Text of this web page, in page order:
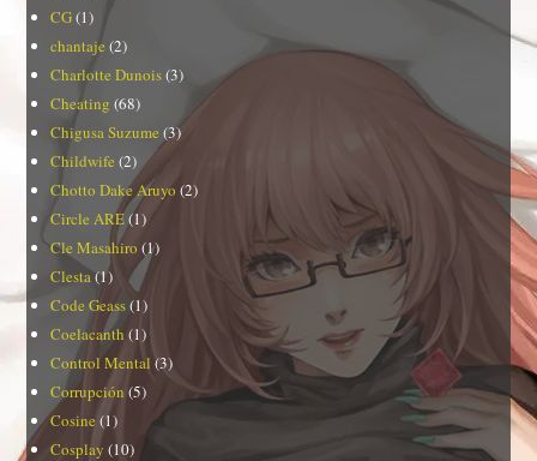
CG(1)
chantaje (2)
Charlotte Dunois(3)
Cheating (68)
Chigusa Suzume (3)
Childwife (2)
Chotto Dake Aruyo (2)
Circle ARE(1)
Cle Masahiro (1)
Clesta(1)
Code Geass(1)
Coelacanth (1)
Control Mental (3)
Corrupción (5)
Cosine(1)
Cosplay (10)